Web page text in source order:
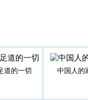
道的一切 中国人的